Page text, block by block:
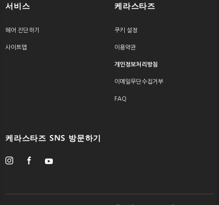
서비스
헤어 진단하기
사이트맵
케라스타즈
쿠키 설정
이용약관
개인정보처리방침
이메일무단수집거부
FAQ
케라스타즈 SNS 방문하기